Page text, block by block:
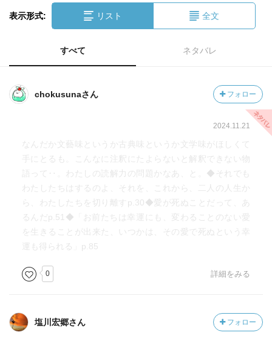
表示形式: リスト 全文
すべて ネタバレ
chokusunaさん フォロー
2024.11.21
なんだか文藝味というか古典味というか文学味がほしくて
手にとるも。こんなに注釈にたよらないと解釈できない物
語って‥。わたしの読解力の問題かなあ、と。◆それでも
わたしたちはするのよ、それを、これから、二人の人生か
ら、わたしたちを切り離すp.30◆愛が死ぬことだって、あ
るんだp.51◆「お前たちは幸運にも、変わることのない愛
を生きることが出来た、いつかは、その愛で死ぬという幸
運も得られる」p.85
0 詳細をみる
塩川宏郷さん フォロー